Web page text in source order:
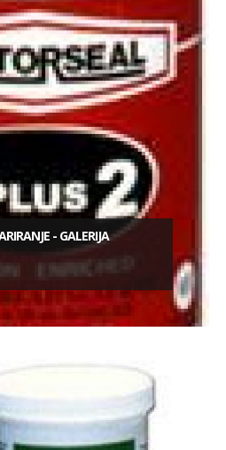
- GALERIJA